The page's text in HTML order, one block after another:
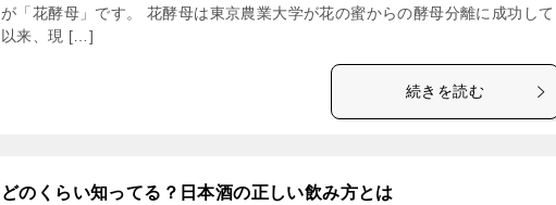
が「花酵母」です。 花酵母は東京農業大学が花の蜜からの酵母分離に成功して
以来、現 […]
続きを読む
どのくらい知ってる？日本酒の正しい飲み方とは